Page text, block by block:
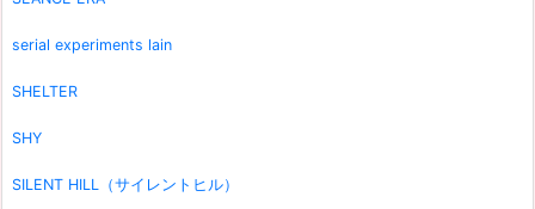
serial experiments lain
SHELTER
SHY
SILENT HILL（サイレントヒル）